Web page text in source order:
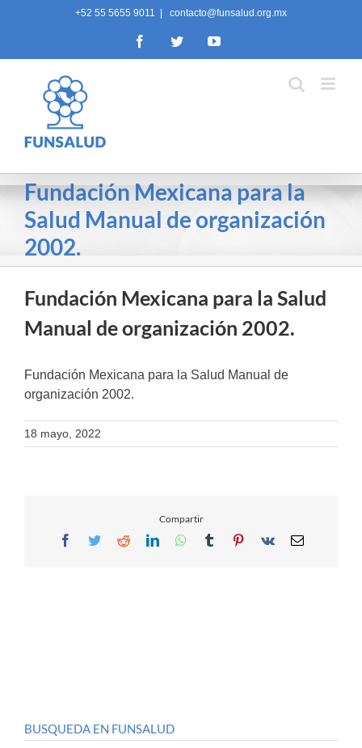
+52 55 5655 9011 contacto@funsalud.org.mx
FacebookTwitterYouTube
Fundación Mexicana para la
Salud Manual de organización
2002.
Fundación Mexicana para la Salud
Manual de organización 2002.
Fundación Mexicana para la Salud Manual de
organización 2002.
18 mayo, 2022
Compartir
Facebook
TwitterRedditLinkedInWhatsApp
TumblrPinterest
Vk Email
BUSQUEDA EN FUNSALUD